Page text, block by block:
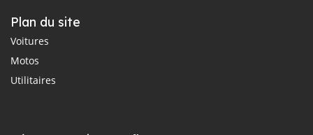
Plan du site
Voitures
Motos
Utilitaires